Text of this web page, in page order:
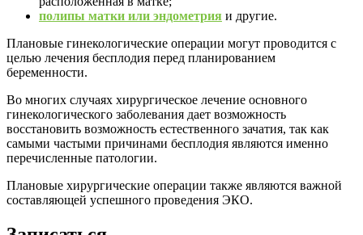
полипы матки или эндометрия и другие.
Плановые гинекологические операции могут проводится с
целью лечения бесплодия перед планированием
беременности.
Во многих случаях хирургическое лечение основного
гинекологического заболевания дает возможность
восстановить возможность естественного зачатия, так как
самыми частыми причинами бесплодия являются именно
перечисленные патологии.
Плановые хирургические операции также являются важной
составляющей успешного проведения ЭКО.